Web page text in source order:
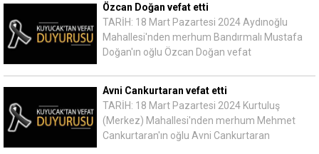
Özcan Doğan vefat etti
TARİH: 18 Mart Pazartesi 2024 Aydınoğlu
Mahallesi'nden merhum Bandırmalı Mustafa
Doğan'ın oğlu Özcan Doğan vefat
Avni Cankurtaran vefat etti
TARİH: 18 Mart Pazartesi 2024 Kurtuluş
(Merkez) Mahallesi'nden merhum Mehmet
Cankurtaran'ın oğlu Avni Cankurtaran